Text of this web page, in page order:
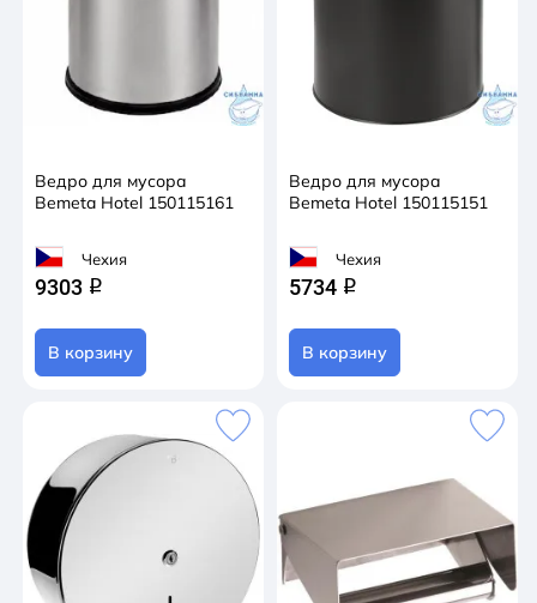
Ведро для мусора
Bemeta Hotel 150115161
Чехия
9303 q
В корзину
Ведро для мусора
Bemeta Hotel 150115151
Чехия
5734 q
В корзину